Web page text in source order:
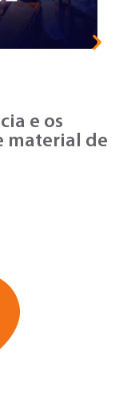
e os
material de